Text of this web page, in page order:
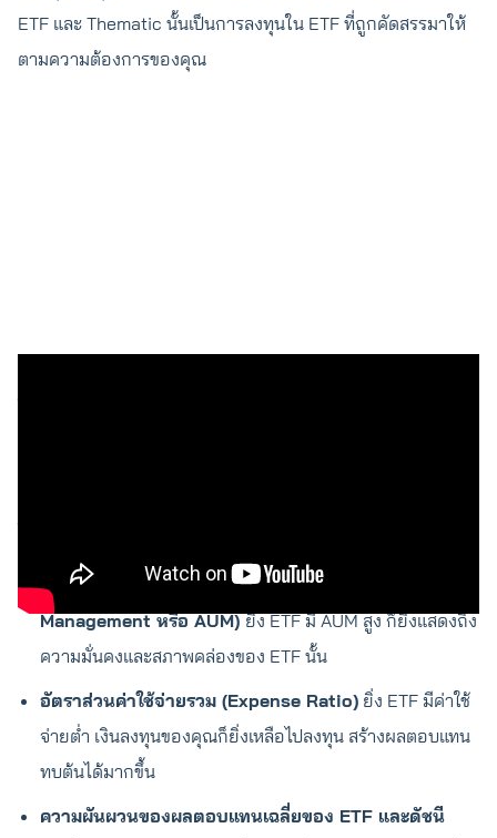
ETF และ Thematic นั้นเป็นการลงทุนใน ETF ที่ถูกคัดสรรมาให้
ตามความต้องการของคุณ
มูลค่าสินทรัพย์ภายใต้การบริหารจัดการ (Asset under
Management หรือ AUM)ยิ่ง ETF มี AUM สูง ก็ยิ่งแสดงถึง
ความมั่นคงและสภาพคล่องของ ETF นั้น
อัตราส่วนค่าใช้จ่ายรวม (Expense Ratio) ยิ่ง ETF มีค่าใช้
จ่ายต่ำ เงินลงทุนของคุณก็ยิ่งเหลือไปลงทุน สร้างผลตอบแทน
ทบต้นได้มากขึ้น
ความผันผวนของผลตอบแทนเฉลี่ยของ ETF และดัชนี